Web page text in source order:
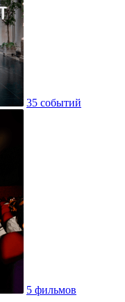
35 событий
5 фильмов